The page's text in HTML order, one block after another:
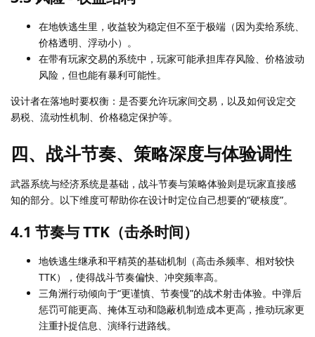
在地铁逃生里，收益较为稳定但不至于极端（因为卖给系统、
价格透明、浮动小）。
在带有玩家交易的系统中，玩家可能承担库存风险、价格波动
风险，但也能有暴利可能性。
设计者在落地时要权衡：是否要允许玩家间交易，以及如何设定交
易税、流动性机制、价格稳定保护等。
四、战斗节奏、策略深度与体验调性
武器系统与经济系统是基础，战斗节奏与策略体验则是玩家直接感
知的部分。以下维度可帮助你在设计时定位自己想要的“硬核度”。
4.1 节奏与 TTK（击杀时间）
地铁逃生继承和平精英的基础机制（高击杀频率、相对较快
TTK），使得战斗节奏偏快、冲突频率高。
三角洲行动倾向于“更谨慎、节奏慢”的战术射击体验。中弹后
惩罚可能更高、掩体互动和隐蔽机制造成本更高，推动玩家更
注重扑捉信息、演绎行进路线。